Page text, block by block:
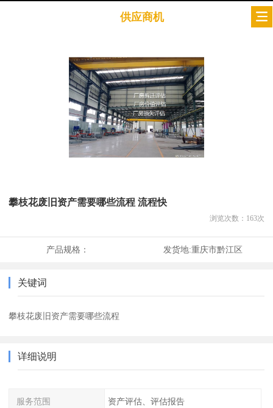
供应商机
攀枝花废旧资产需要哪些流程 流程快
浏览次数： 163次
产品规格： 发货地:重庆市黔江区
关键词
攀枝花废旧资产需要哪些流程
详细说明
服务范围 资产评估、评估报告